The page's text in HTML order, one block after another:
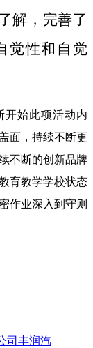
解，完善了
觉性和自觉
开始此项活动内
面，持续不断更
不断的创新品牌
育教学学校状态
作业深入到守则
司丰润汽